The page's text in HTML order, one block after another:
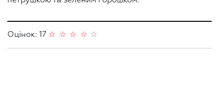
Оцінок: 17 ☆
☆
☆
☆
☆